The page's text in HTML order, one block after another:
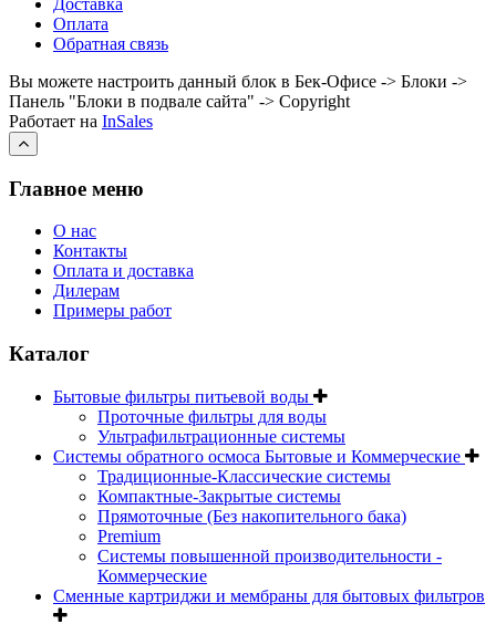
Оплата
Обратная связь
Вы можете настроить данный блок в Бек-Офисе -> Блоки ->
Панель "Блоки в подвале сайта" -> Copyright
Работает на InSales
Главное меню
О нас
Контакты
Оплата и доставка
Дилерам
Примеры работ
Каталог
Бытовые фильтры питьевой воды
Проточные фильтры для воды
Ультрафильтрационные системы
Системы обратного осмоса Бытовые и Коммерческие
Традиционные-Классические системы
Компактные-Закрытые системы
Прямоточные (Без накопительного бака)
Premium
Системы повышенной производительности -
Коммерческие
Сменные картриджи и мембраны для бытовых фильтров